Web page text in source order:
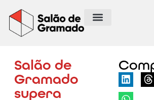
Salão de
Gramado
supera